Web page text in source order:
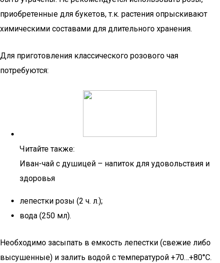
приобретенные для букетов, т.к. растения опрыскивают
химическими составами для длительного хранения.
Для приготовления классического розового чая
потребуются:
Читайте также:
Иван-чай с душицей – напиток для удовольствия и
здоровья
лепестки розы (2 ч. л.);
вода (250 мл).
Необходимо засыпать в емкость лепестки (свежие либо
высушенные) и залить водой с температурой +70…+80°С.